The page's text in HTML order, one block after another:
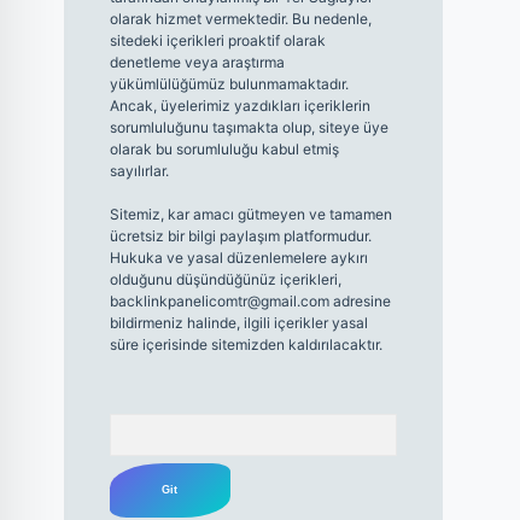
olarak hizmet vermektedir. Bu nedenle,
sitedeki içerikleri proaktif olarak
denetleme veya araştırma
yükümlülüğümüz bulunmamaktadır.
Ancak, üyelerimiz yazdıkları içeriklerin
sorumluluğunu taşımakta olup, siteye üye
olarak bu sorumluluğu kabul etmiş
sayılırlar.
Sitemiz, kar amacı gütmeyen ve tamamen
ücretsiz bir bilgi paylaşım platformudur.
Hukuka ve yasal düzenlemelere aykırı
olduğunu düşündüğünüz içerikleri,
backlinkpanelicomtr@gmail.comadresine
bildirmeniz halinde, ilgili içerikler yasal
süre içerisinde sitemizden kaldırılacaktır.